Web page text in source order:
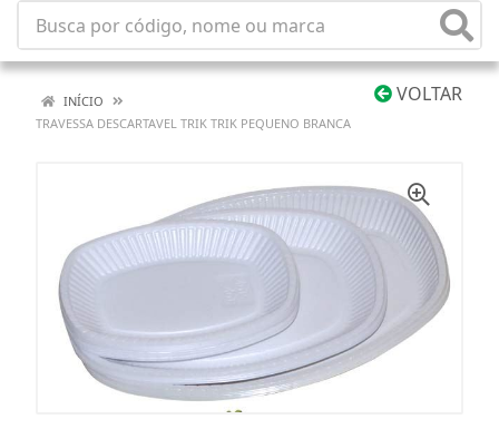
VOLTAR
INÍCIO
TRAVESSA DESCARTAVEL TRIK TRIK PEQUENO BRANCA